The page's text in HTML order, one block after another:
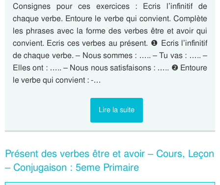
Consignes pour ces exercices : Ecris l’infinitif de
chaque verbe. Entoure le verbe qui convient. Complète
les phrases avec la forme des verbes être et avoir qui
convient. Ecris ces verbes au présent. ❶ Ecris l’infinitif
de chaque verbe. – Nous sommes : ….. – Tu vas : ….. –
Elles ont : ….. – Nous nous satisfaisons : ….. ❷ Entoure
le verbe qui convient : -…
Lire la suite
Présent des verbes être et avoir – Cours, Leçon
– Conjugaison : 5eme Primaire